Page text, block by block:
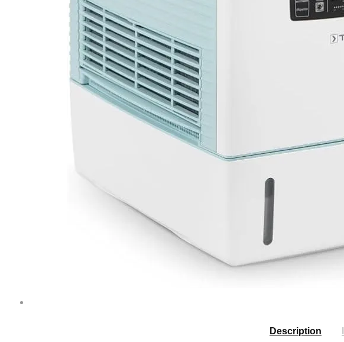
Description